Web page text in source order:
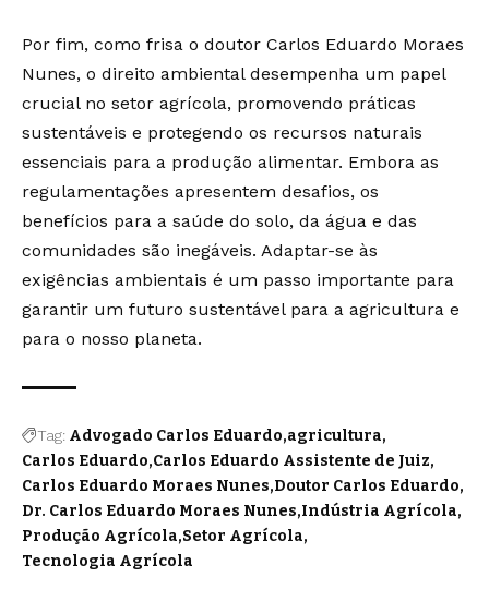
Por fim, como frisa o doutor Carlos Eduardo Moraes
Nunes, o direito ambiental desempenha um papel
crucial no setor agrícola, promovendo práticas
sustentáveis e protegendo os recursos naturais
essenciais para a produção alimentar. Embora as
regulamentações apresentem desafios, os
benefícios para a saúde do solo, da água e das
comunidades são inegáveis. Adaptar-se às
exigências ambientais é um passo importante para
garantir um futuro sustentável para a agricultura e
para o nosso planeta.
Tag: Advogado Carlos Eduardo agricultura
Carlos Eduardo Carlos Eduardo Assistente de Juiz
Carlos Eduardo Moraes Nunes Doutor Carlos Eduardo
Dr. Carlos Eduardo Moraes Nunes Indústria Agrícola
Produção Agrícola Setor Agrícola
Tecnologia Agrícola